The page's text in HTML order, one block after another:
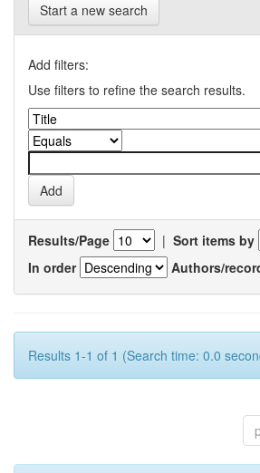
Start a new search
Add filters:
Use filters to refine the search results.
Results/Page | Sort items by
In order
Authors/
Results 1-1 of 1 (Search time: 0.0